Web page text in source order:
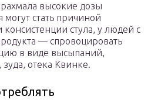
высокие дозы
стать причиной
стула, у людей с
— спровоцировать
в виде высыпаний,
отека Квинке.